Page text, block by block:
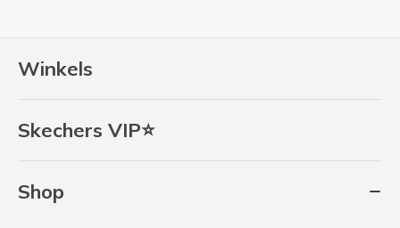
Winkels
Skechers VIP⭐
Shop